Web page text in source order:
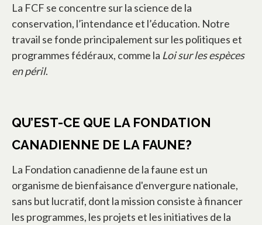
La FCF se concentre sur la science de la
conservation, l’intendance et l’éducation. Notre
travail se fonde principalement sur les politiques et
programmes fédéraux, comme la Loi sur les espèces
en péril.
QU’EST-CE QUE LA FONDATION
CANADIENNE DE LA FAUNE?
La Fondation canadienne de la faune est un
organisme de bienfaisance d'envergure nationale,
sans but lucratif, dont la mission consiste à financer
les programmes, les projets et les initiatives de la